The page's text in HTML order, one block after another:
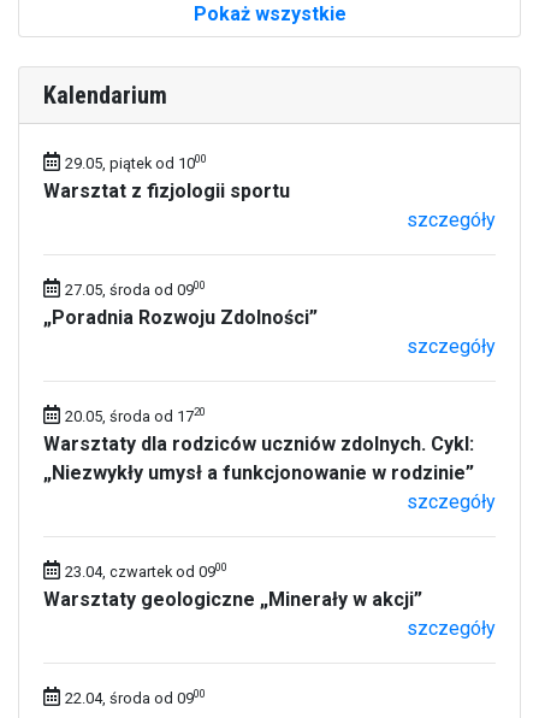
Pokaż wszystkie
Kalendarium
29.05, piątek od 1000
Warsztat z fizjologii sportu
szczegóły
27.05, środa od 0900
„Poradnia Rozwoju Zdolności”
szczegóły
20.05, środa od 1720
Warsztaty dla rodziców uczniów zdolnych. Cykl:
„Niezwykły umysł a funkcjonowanie w rodzinie”
szczegóły
23.04, czwartek od 0900
Warsztaty geologiczne „Minerały w akcji”
szczegóły
22.04, środa od 0900